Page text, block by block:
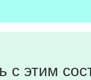
с этим